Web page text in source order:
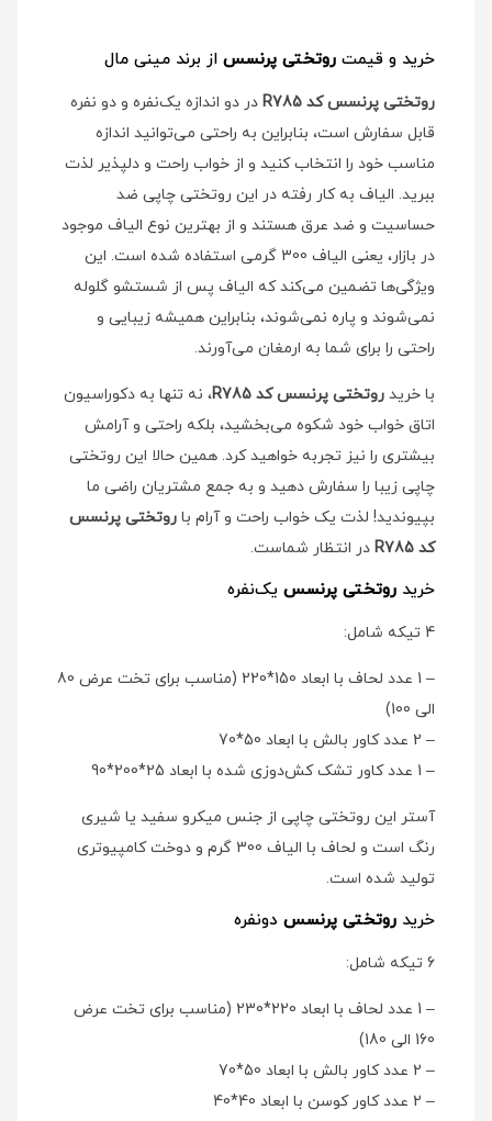
خرید و قیمت روتختی پرنسس از برند مینی مال
روتختی پرنسس کد R785
در دو اندازه یک‌نفره و دو نفره
قابل سفارش است، بنابراین به راحتی می‌توانید اندازه
مناسب خود را انتخاب کنید و از خواب راحت و دلپذیر لذت
ببرید. الیاف به کار رفته در این روتختی چاپی ضد
حساسیت و ضد عرق هستند و از بهترین نوع الیاف موجود
در بازار، یعنی الیاف 300 گرمی استفاده شده است. این
ویژگی‌ها تضمین می‌کند که الیاف پس از شستشو گلوله
نمی‌شوند و پاره نمی‌شوند، بنابراین همیشه زیبایی و
راحتی را برای شما به ارمغان می‌آورند.
با خرید روتختی پرنسس کد R785
، نه تنها به دکوراسیون
اتاق خواب خود شکوه می‌بخشید، بلکه راحتی و آرامش
بیشتری را نیز تجربه خواهید کرد. همین حالا این روتختی
چاپی زیبا را سفارش دهید و به جمع مشتریان راضی ما
بپیوندید! لذت یک خواب راحت و آرام با روتختی پرنسس
کد R785
در انتظار شماست.
خرید روتختی پرنسس یک‌نفره
4 تیکه شامل:
– 1 عدد لحاف با ابعاد 150*220 (مناسب برای تخت عرض 80
الی 100)
– 2 عدد کاور بالش با ابعاد 50*70
– 1 عدد کاور تشک کش‌دوزی شده با ابعاد 25*200*90
آستر این روتختی چاپی از جنس میکرو سفید یا شیری
رنگ است و لحاف با الیاف 300 گرم و دوخت کامپیوتری
تولید شده است.
خرید روتختی پرنسس دو‌نفره
6 تیکه شامل:
– 1 عدد لحاف با ابعاد 220*230 (مناسب برای تخت عرض
160 الی 180)
– 2 عدد کاور بالش با ابعاد 50*70
– 2 عدد کاور کوسن با ابعاد 40*40